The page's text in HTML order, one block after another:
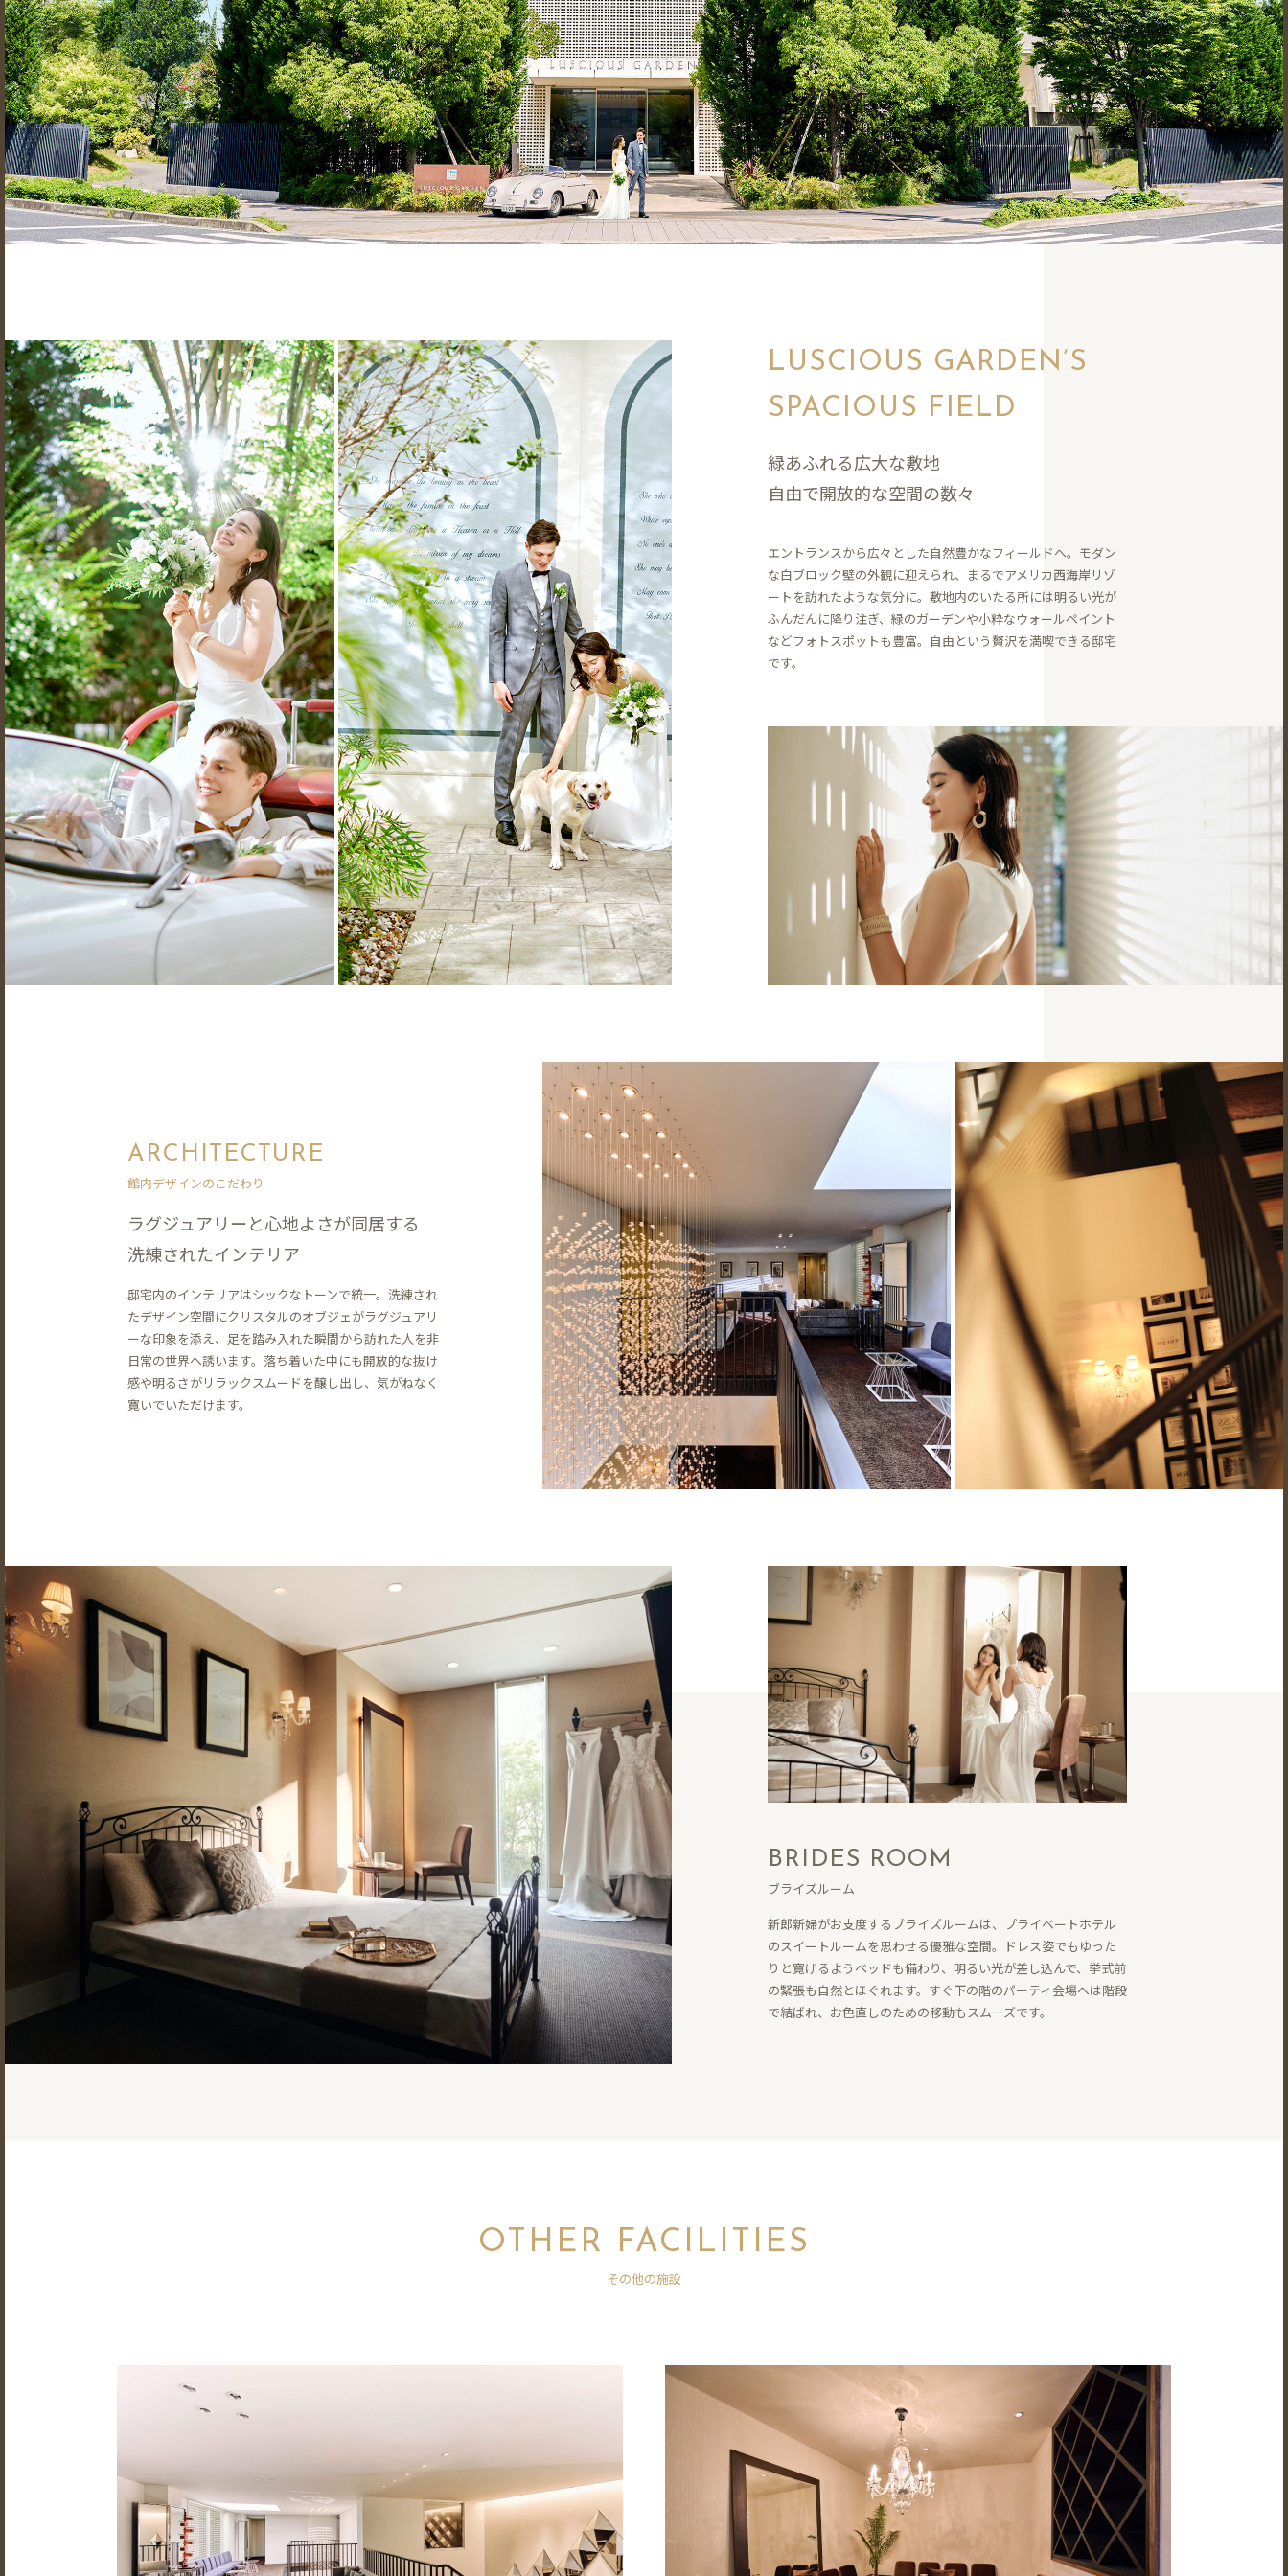
LUSCIOUS GARDEN’S
SPACIOUS FIELD
緑あふれる広大な敷地
自由で開放的な空間の数々
エントランスから広々とした自然豊かなフィールドへ。モダン
な白ブロック壁の外観に迎えられ、まるでアメリカ西海岸リゾ
ートを訪れたような気分に。敷地内のいたる所には明るい光が
ふんだんに降り注ぎ、緑のガーデンや小粋なウォールペイント
などフォトスポットも豊富。自由という贅沢を満喫できる邸宅
です。
ARCHITECTURE
館内デザインのこだわり
ラグジュアリーと心地よさが同居する
洗練されたインテリア
邸宅内のインテリアはシックなトーンで統一。洗練され
たデザイン空間にクリスタルのオブジェがラグジュアリ
ーな印象を添え、足を踏み入れた瞬間から訪れた人を非
日常の世界へ誘います。落ち着いた中にも開放的な抜け
感や明るさがリラックスムードを醸し出し、気がねなく
寛いでいただけます。
BRIDES ROOM
ブライズルーム
新郎新婦がお支度するブライズルームは、プライベートホテル
のスイートルームを思わせる優雅な空間。ドレス姿でもゆった
りと寛げるようベッドも備わり、明るい光が差し込んで、挙式前
の緊張も自然とほぐれます。すぐ下の階のパーティ会場へは階段
で結ばれ、お色直しのための移動もスムーズです。
OTHER FACILITIES
その他の施設